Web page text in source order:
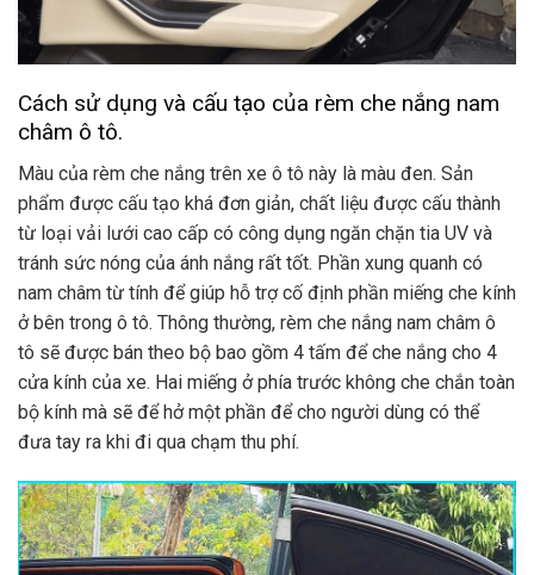
Cách sử dụng và cấu tạo của rèm che nắng nam
châm ô tô.
Màu của rèm che nắng trên xe ô tô này là màu đen. Sản
phẩm được cấu tạo khá đơn giản, chất liệu được cấu thành
từ loại vải lưới cao cấp có công dụng ngăn chặn tia UV và
tránh sức nóng của ánh nắng rất tốt. Phần xung quanh có
nam châm từ tính để giúp hỗ trợ cố định phần miếng che kính
ở bên trong ô tô. Thông thường, rèm che nắng nam châm ô
tô sẽ được bán theo bộ bao gồm 4 tấm để che nắng cho 4
cửa kính của xe. Hai miếng ở phía trước không che chắn toàn
bộ kính mà sẽ để hở một phần để cho người dùng có thể
đưa tay ra khi đi qua chạm thu phí.